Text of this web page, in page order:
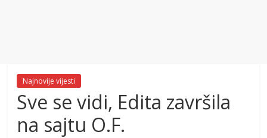
Najnovije vijesti
Sve se vidi, Edita završila
na sajtu O.F.